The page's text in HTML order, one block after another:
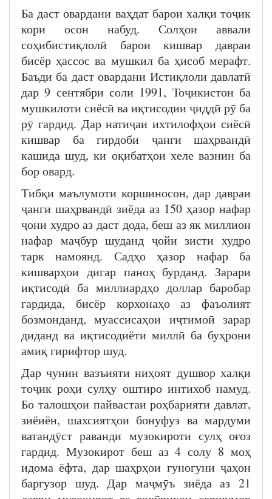
Ба даст овардани ваҳдат барои халқи тоҷик
кори осон набуд. Солҳои аввали
соҳибистиқлолӣ барои кишвар давраи
бисёр ҳассос ва мушкил ба ҳисоб мерафт.
Баъди ба даст овардани Истиқлоли давлатӣ
дар 9 сентябри соли 1991, Тоҷикистон ба
мушкилоти сиёсӣ ва иқтисодии ҷиддӣ рӯ ба
рӯ гардид. Дар натиҷаи ихтилофҳои сиёсӣ
кишвар ба гирдоби ҷанги шаҳрвандӣ
кашида шуд, ки оқибатҳои хеле вазнин ба
бор овард.
Тибқи маълумоти коршиносон, дар давраи
ҷанги шаҳрвандӣ зиёда аз 150 ҳазор нафар
ҷони худро аз даст дода, беш аз як миллион
нафар маҷбур шуданд ҷойи зисти худро
тарк намоянд. Садҳо ҳазор нафар ба
кишварҳои дигар паноҳ бурданд. Зарари
иқтисодӣ ба миллиардҳо доллар баробар
гардида, бисёр корхонаҳо аз фаъолият
бозмонданд, муассисаҳои иҷтимоӣ зарар
диданд ва иқтисодиёти миллӣ ба буҳрони
амиқ гирифтор шуд.
Дар чунин вазъияти ниҳоят душвор халқи
тоҷик роҳи сулҳу оштиро интихоб намуд.
Бо талошҳои пайвастаи роҳбарияти давлат,
зиёиён, шахсиятҳои бонуфуз ва мардуми
ватандӯст раванди музокироти сулҳ оғоз
гардид. Музокирот беш аз 4 солу 8 моҳ
идома ёфта, дар шаҳрҳои гуногуни ҷаҳон
баргузор шуд. Дар маҷмӯъ зиёда аз 21